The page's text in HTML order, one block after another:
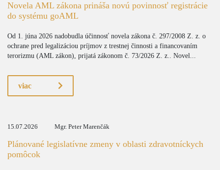
Novela AML zákona prináša novú povinnosť registrácie
do systému goAML
Od 1. júna 2026 nadobudla účinnosť novela zákona č. 297/2008 Z. z. o
ochrane pred legalizáciou príjmov z trestnej činnosti a financovaním
terorizmu (AML zákon), prijatá zákonom č. 73/2026 Z. z.. Novel...
viac
15.07.2026 Mgr. Peter Marenčák
Plánované legislatívne zmeny v oblasti zdravotníckych
pomôcok